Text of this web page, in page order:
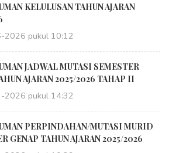
KELULUSAN TAHUN AJARAN
2026 pukul 10:12
JADWAL MUTASI SEMESTER
AJARAN 2025/2026 TAHAP II
2026 pukul 14:32
PERPINDAHAN/MUTASI MURID
GENAP TAHUN AJARAN 2025/2026